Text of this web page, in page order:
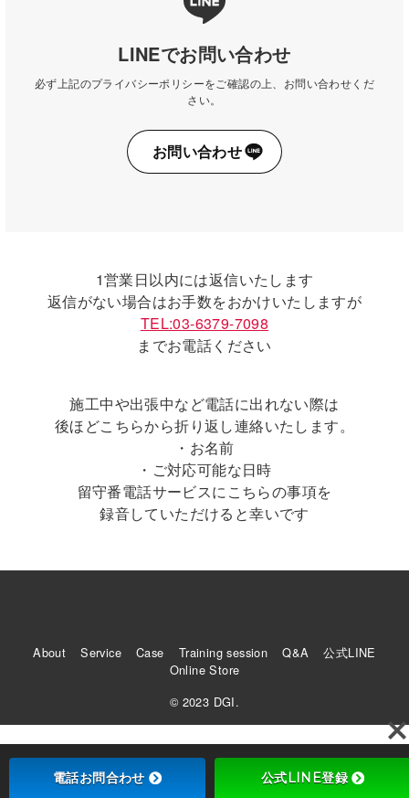
LINEでお問い合わせ
必ず上記のプライバシーポリシーをご確認の上、お問い合わせくだ
さい。
お問い合わせ
1営業日以内には返信いたします
返信がない場合はお手数をおかけいたしますが
TEL:03-6379-7098
までお電話ください
施工中や出張中など電話に出れない際は
後ほどこちらから折り返し連絡いたします。
・お名前
・ご対応可能な日時
留守番電話サービスにこちらの事項を
録音していただけると幸いです
About Service Case Training session Q&A
公式LINE
Online Store
© 2023 DGI.
電話お問合わせ 公式LINE登録